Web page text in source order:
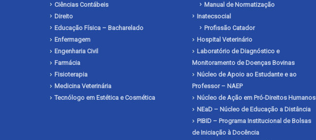
Ciências Contábeis
Direito
Educação Física – Bacharelado
Enfermagem
Engenharia Civil
Farmácia
Fisioterapia
Medicina Veterinária
Tecnólogo em Estética e Cosmética
Manual de Normatização
Inatecsocial
Profissão Catador
Hospital Veterinário
Laboratório de Diagnóstico e
Monitoramento de Doenças Bovinas
Núcleo de Apoio ao Estudante e ao
Professor – NAEP
Núcleo de Ação em Pró-Direitos Humanos
NEaD – Núcleo de Educação a Distância
PIBID – Programa Institucional de Bolsas
de Iniciação à Docência